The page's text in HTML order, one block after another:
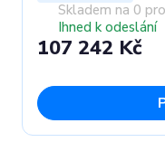
Skladem na 0
Ihned k odeslání
107 242 Kč